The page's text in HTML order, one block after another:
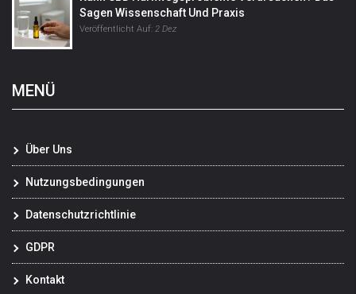
Sagen Wissenschaft Und Praxis
Veröffentlicht Auf: 2 Dez
MENÜ
Über Uns
Nutzungsbedingungen
Datenschutzrichtlinie
GDPR
Kontakt